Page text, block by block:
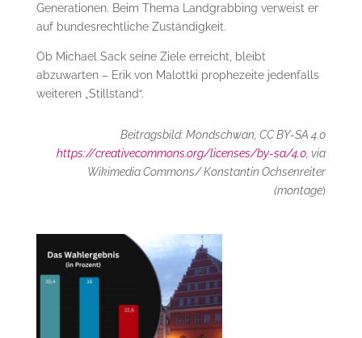
Generationen. Beim Thema Landgrabbing verweist er
auf bundesrechtliche Zuständigkeit.
Ob Michael Sack seine Ziele erreicht, bleibt
abzuwarten – Erik von Malottki prophezeite jedenfalls
weiteren „Stillstand“.
Beitragsbild: Mondschwan, CC BY-SA 4.0
https://creativecommons.org/licenses/by-sa/4.0 , via
Wikimedia Commons/ Konstantin Ochsenreiter
(montage)